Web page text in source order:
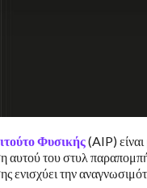
Φυσικής(AIP)
του στυλ
ενισχύει την